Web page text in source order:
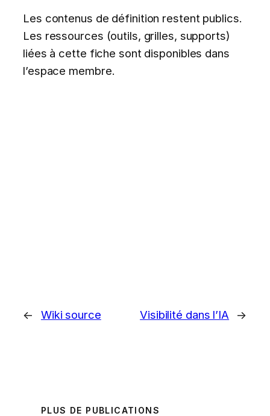
Les contenus de définition restent publics.
Les ressources (outils, grilles, supports)
liées à cette fiche sont disponibles dans
l’espace membre.
← Wiki source Visibilité dans l’IA →
PLUS DE PUBLICATIONS